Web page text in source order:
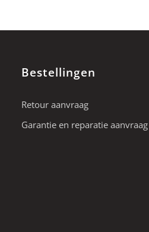
Bestellingen
Retour aanvraag
Garantie en reparatie aanvraag